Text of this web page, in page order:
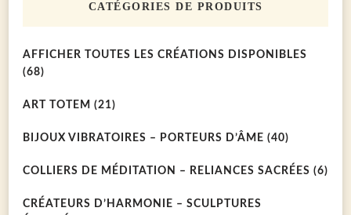
CATÉGORIES DE PRODUITS
AFFICHER TOUTES LES CRÉATIONS DISPONIBLES
(68)
ART TOTEM (21)
BIJOUX VIBRATOIRES – PORTEURS D’ÂME (40)
COLLIERS DE MÉDITATION – RELIANCES SACRÉES (6)
CRÉATEURS D’HARMONIE – SCULPTURES